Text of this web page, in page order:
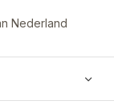
Nederland